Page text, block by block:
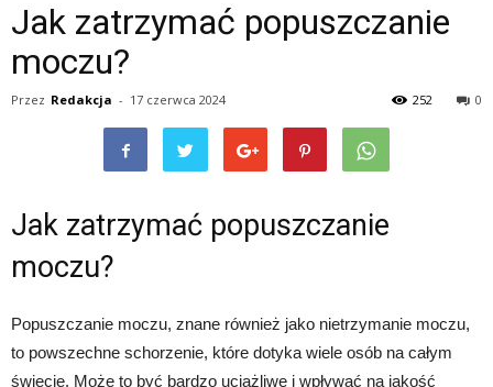
Jak zatrzymać popuszczanie
moczu?
Przez Redakcja - 17 czerwca 2024 0
252
Jak zatrzymać popuszczanie
moczu?
Popuszczanie moczu, znane również jako nietrzymanie moczu,
to powszechne schorzenie, które dotyka wiele osób na całym
świecie. Może to być bardzo uciążliwe i wpływać na jakość